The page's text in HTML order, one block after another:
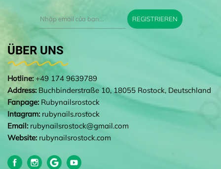
REGISTRIEREN
ÜBER UNS
Hotline: +49 174 9639789
Address: Buchbinderstraße 10, 18055 Rostock, Deutschland
Fanpage: Rubynailsrostock
Intagram: rubynails.rostock
Email: rubynailsrostock@gmail.com
Website: rubynailsrostock.com